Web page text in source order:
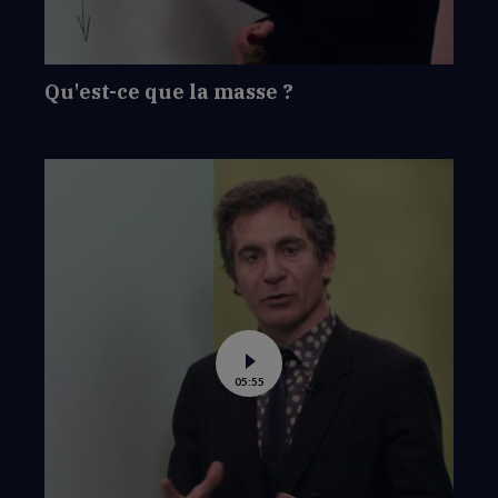
Qu'est-ce que la masse ?
Voir
la
vidéo
de
La
masse
des
05:55